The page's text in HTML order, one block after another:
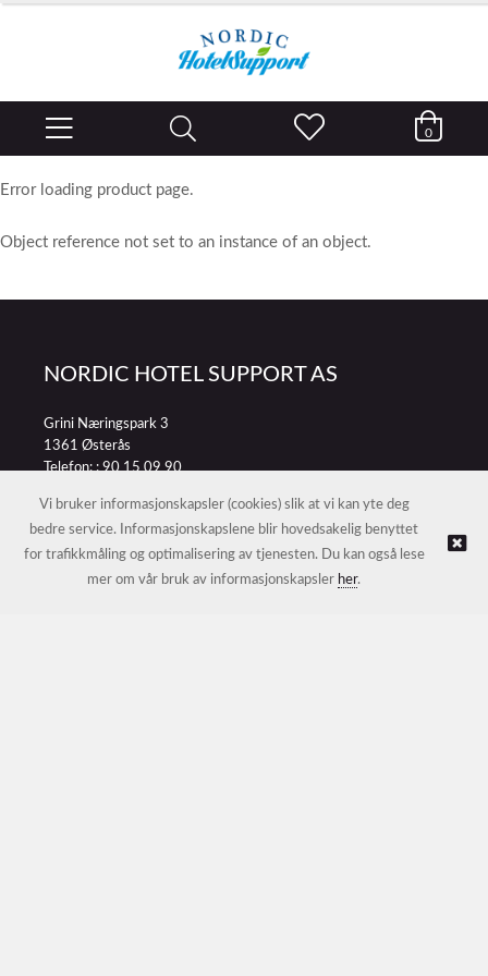
0
Error loading product page.
Object reference not set to an instance of an object.
NORDIC HOTEL SUPPORT AS
Grini Næringspark 3
1361 Østerås
Telefon: :90 15 09 90
© NORDIC HOTEL SUPPORT AS |Nettbutikk levert av Kréatif
Vi bruker informasjonskapsler (cookies) slik at vi kan yte deg
bedre service. Informasjonskapslene blir hovedsakelig benyttet
for trafikkmåling og optimalisering av tjenesten. Du kan også lese
mer om vår bruk av informasjonskapsler her.